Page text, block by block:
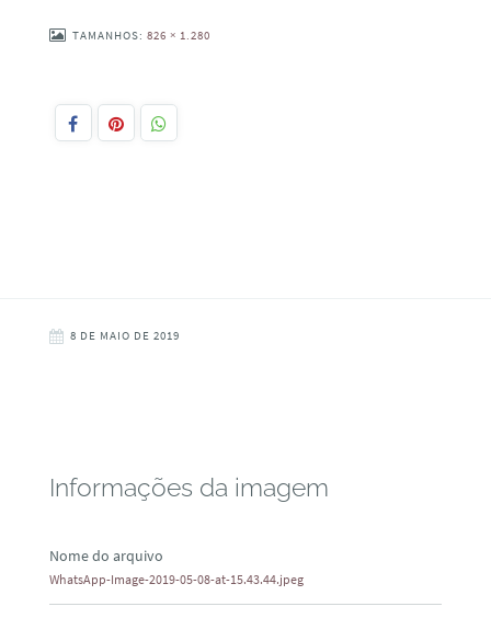
TAMANHOS: 826 × 1.280
8 DE MAIO DE 2019
Informações da imagem
Nome do arquivo
WhatsApp-Image-2019-05-08-at-15.43.44.jpeg